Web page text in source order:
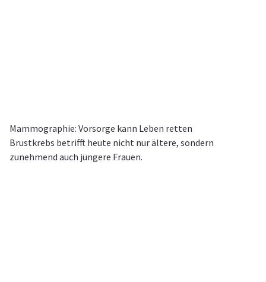
Mammographie: Vorsorge kann Leben retten
Brustkrebs betrifft heute nicht nur ältere, sondern
zunehmend auch jüngere Frauen.